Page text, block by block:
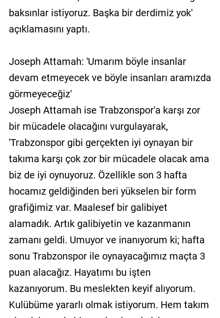
baksınlar istiyoruz. Başka bir derdimiz yok'
açıklamasını yaptı.
Joseph Attamah: 'Umarım böyle insanlar
devam etmeyecek ve böyle insanları aramızda
görmeyeceğiz'
Joseph Attamah ise Trabzonspor'a karşı zor
bir mücadele olacağını vurgulayarak,
'Trabzonspor gibi gerçekten iyi oynayan bir
takıma karşı çok zor bir mücadele olacak ama
biz de iyi oynuyoruz. Özellikle son 3 hafta
hocamız geldiğinden beri yükselen bir form
grafiğimiz var. Maalesef bir galibiyet
alamadık. Artık galibiyetin ve kazanmanın
zamanı geldi. Umuyor ve inanıyorum ki; hafta
sonu Trabzonspor ile oynayacağımız maçta 3
puan alacağız. Hayatımı bu işten
kazanıyorum. Bu meslekten keyif alıyorum.
Kulübüme yararlı olmak istiyorum. Hem takım